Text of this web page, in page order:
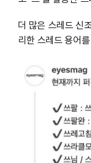
더 많은 스레드 신
리한 스레드 용어